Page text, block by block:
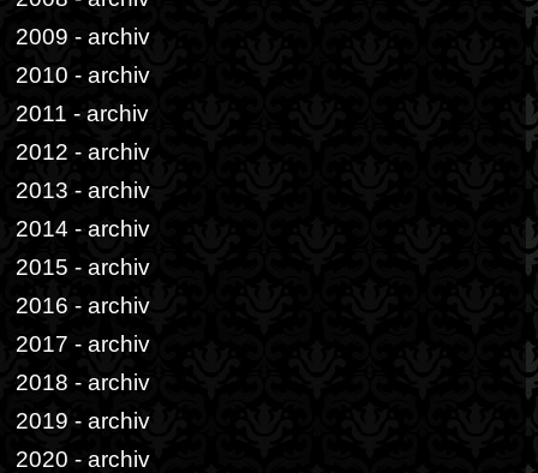
2009 - archiv
2010 - archiv
2011 - archiv
2012 - archiv
2013 - archiv
2014 - archiv
2015 - archiv
2016 - archiv
2017 - archiv
2018 - archiv
2019 - archiv
2020 - archiv